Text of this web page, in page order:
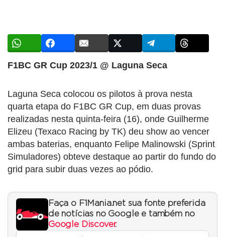
F1BC GR Cup 2023/1 @ Laguna Seca
Laguna Seca colocou os pilotos à prova nesta
quarta etapa do F1BC GR Cup, em duas provas
realizadas nesta quinta-feira (16), onde Guilherme
Elizeu (Texaco Racing by TK) deu show ao vencer
ambas baterias, enquanto Felipe Malinowski (Sprint
Simuladores) obteve destaque ao partir do fundo do
grid para subir duas vezes ao pódio.
Faça o F1Mania.net sua fonte preferida
de notícias no Google e também no
Google Discover.